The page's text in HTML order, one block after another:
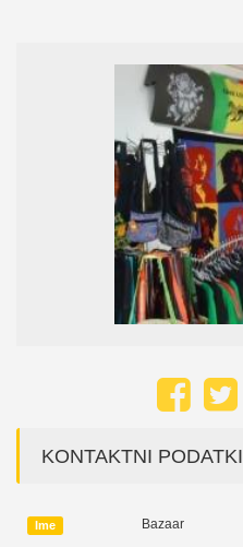
KONTAKTNI PODATKI
Ime Bazaar